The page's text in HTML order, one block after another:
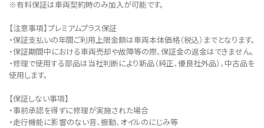
※有料保証は⾞両契約時のみ加⼊が可能です。
【注意事項】プレミアムプラス保証
・保証支払いの年間ご利用上限金額は車両本体価格（税込）までとなります。
・保証期間中における車両売却や故障等の際、保証金の返金はできません。
・修理で使用する部品は当社判断により新品（純正、優良社外品）、中古品を
使用します。
【保証しない事項】
・事前承認を得ずに修理が実施された場合
・走行機能に影響のない音、振動、オイルのにじみ等